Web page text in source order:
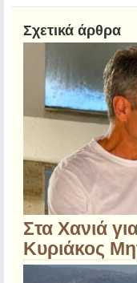
Σχετικά άρθρα
Στα Χανιά
Κυριάκος